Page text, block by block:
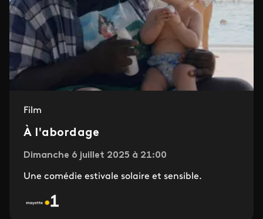
Film
À l'abordage
Dimanche 6 juillet 2025 à 21:00
Une comédie estivale solaire et sensible.